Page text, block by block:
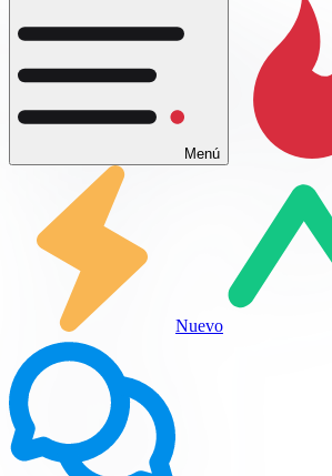
Menú
Nuevo